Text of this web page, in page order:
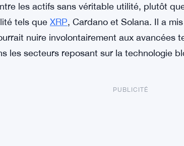
les actifs sans véritable utilité, plutôt
tels que XRP, Cardano et Solana. Il a
nuire involontairement aux avancées
les secteurs reposant sur la technologie
PUBLICITÉ